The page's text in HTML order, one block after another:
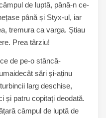
de luptă, până-n ce-
până și Styx-ul, iar
tremura ca varga. Știau
Prea târziu!
de pe-o stâncă-
sări și-aținu
larg deschise,
și patru copitați deodată.
câmpul de luptă de